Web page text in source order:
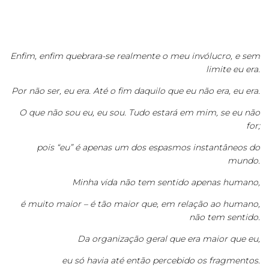
Enfim, enfim quebrara-se realmente o meu invólucro, e sem
limite eu era.
Por não ser, eu era. Até o fim daquilo que eu não era, eu era.
O que não sou eu, eu sou. Tudo estará em mim, se eu não
for;
pois “eu” é apenas um dos espasmos instantâneos do
mundo.
Minha vida não tem sentido apenas humano,
é muito maior – é tão maior que, em relação ao humano,
não tem sentido.
Da organização geral que era maior que eu,
eu só havia até então percebido os fragmentos.